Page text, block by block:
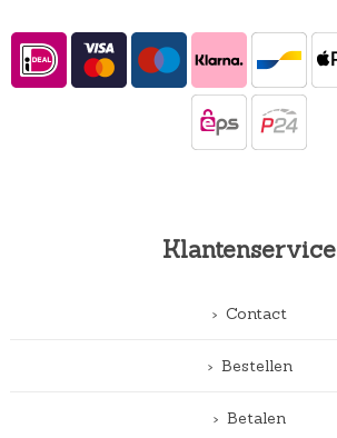
Klantenservice
Contact
Bestellen
Betalen